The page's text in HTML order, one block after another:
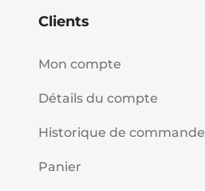
Clients
Mon compte
Détails du compte
Historique de commande
Panier